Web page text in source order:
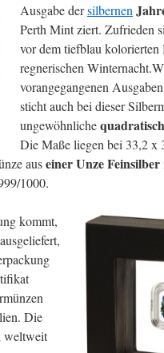
Ausgabe dersilbernen
Perth Mint ziert. Zufrieden
vor dem tiefblau
regnerischen Winternacht.
vorangegangenen Ausgaben
sticht auch bei dieser
ungewöhnliche
Die Maße liegen bei 33,2 x
auseiner Unze Feinsilber
1000.
kommt,
Die
weltweit